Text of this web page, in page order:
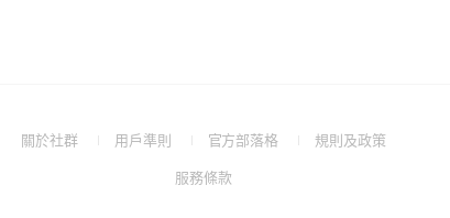
關於社群
(Open用戶準則
(Open
a
官方部落格
(Open規則及政策(Open
服務條款(Open